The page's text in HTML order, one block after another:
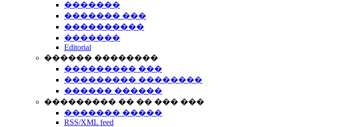
�������
������� ���
����������
�������
Editorial
������ ��������
��������� ���
��������� ��������
������ ������
��������� �� �� ��� ���
������� �����
RSS/XML feed